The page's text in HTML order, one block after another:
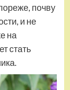
почву
и не
на
стать